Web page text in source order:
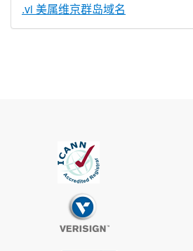
.vi 美属维京群岛域名